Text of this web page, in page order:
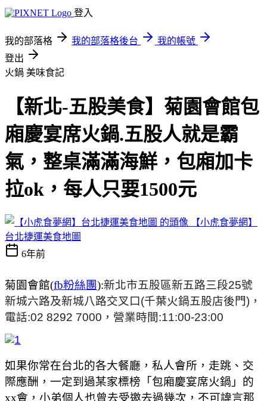
登入
我的部落格 我的部落格後台
我的帳號
登出
火鍋 美味食記
【新北-五股美食】菊園會館包
廂慶宴席火鍋.五股人就是霸
氣，整桌滿滿海鮮，包廂加卡
拉ok，每人只要1500元
【小虎食夢網】
台北捷運美食地圖
6年前
菊園會館(fb粉絲團):新北市五股區新五路三段25號
新城六路及新城八路交叉口(千葉火鍋五股店後門)，
電話:02 8292 7000，營業時間:11:00-23:00
如果你常在台北的各大餐廳，私人會所，走跳、交
際應酬，一定到過某家標榜「包廂慶宴席火鍋」的
xx會，小弟個人也曾去受邀去過幾次，不可諱言那